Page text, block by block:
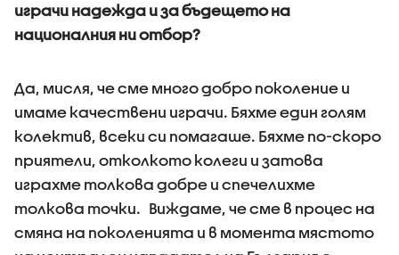
играчи надежда и за бъдещето на
националния ни отбор?
Да, мисля, че сме много добро поколение и
имаме качествени играчи. Бяхме един голям
колектив, всеки си помагаше. Бяхме по-скоро
приятели, отколкото колеги и затова
играхме толкова добре и спечелихме
толкова точки. Виждаме, че сме в процес на
смяна на поколенията и в момента мястото